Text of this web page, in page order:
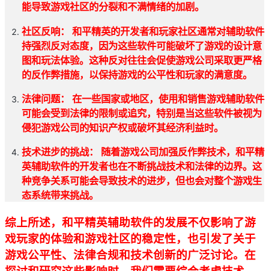
能导致游戏社区的分裂和不满情绪的加剧。
社区反响： 和平精英的开发者和玩家社区通常对辅助软件
持强烈反对态度，因为这些软件可能破坏了游戏的设计意
图和玩法体验。这种反对往往会促使游戏公司采取更严格
的反作弊措施，以保持游戏的公平性和玩家的满意度。
法律问题： 在一些国家或地区，使用和销售游戏辅助软件
可能会受到法律的限制或追究，特别是当这些软件被视为
侵犯游戏公司的知识产权或破坏其经济利益时。
技术进步的挑战： 随着游戏公司加强反作弊技术，和平精
英辅助软件的开发者也在不断挑战技术和法律的边界。这
种竞争关系可能会导致技术的进步，但也会对整个游戏生
态系统带来挑战。
综上所述，和平精英辅助软件的发展不仅影响了游
戏玩家的体验和游戏社区的稳定性，也引发了关于
游戏公平性、法律合规和技术创新的广泛讨论。在